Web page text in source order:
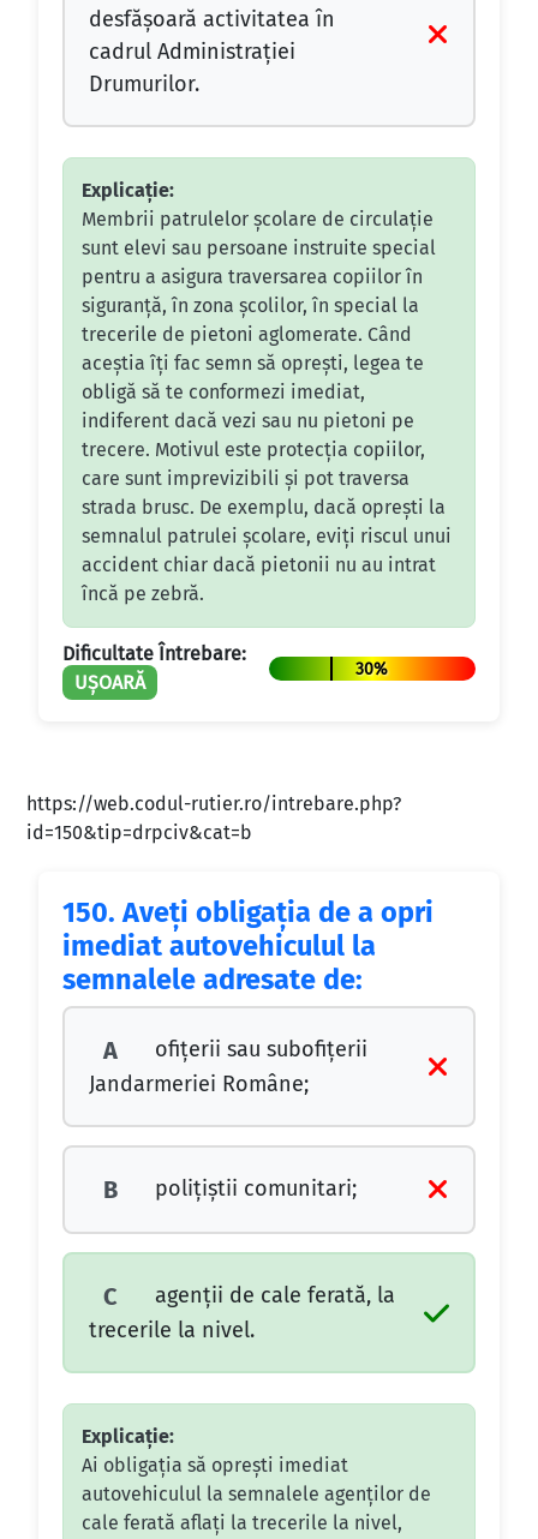
desfăşoară activitatea în
cadrul Administraţiei
Drumurilor.
Explicație:
Membrii patrulelor școlare de circulație
sunt elevi sau persoane instruite special
pentru a asigura traversarea copiilor în
siguranță, în zona școlilor, în special la
trecerile de pietoni aglomerate. Când
aceștia îți fac semn să oprești, legea te
obligă să te conformezi imediat,
indiferent dacă vezi sau nu pietoni pe
trecere. Motivul este protecția copiilor,
care sunt imprevizibili și pot traversa
strada brusc. De exemplu, dacă oprești la
semnalul patrulei școlare, eviți riscul unui
accident chiar dacă pietonii nu au intrat
încă pe zebră.
Dificultate Întrebare:
UȘOARĂ
30%
https://web.codul-rutier.ro/intrebare.php?
id=150&tip=drpciv&cat=b
150. Aveţi obligaţia de a opri
imediat autovehiculul la
semnalele adresate de:
A
ofiţerii sau subofiţerii
Jandarmeriei Române;
B poliţiştii comunitari;
C
agenţii de cale ferată, la
trecerile la nivel.
Explicație:
Ai obligația să oprești imediat
autovehiculul la semnalele agenților de
cale ferată aflați la trecerile la nivel,